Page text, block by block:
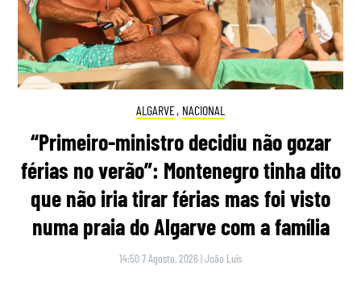
ALGARVE, NACIONAL
“Primeiro-ministro decidiu não gozar
férias no verão”: Montenegro tinha dito
que não iria tirar férias mas foi visto
numa praia do Algarve com a família
14:50 7 Agosto, 2026 |João Luís